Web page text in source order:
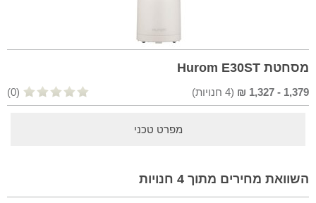
מסחטת Hurom E30ST
1,379
-
1,327
₪
(
4 חנויות) (0)
מפרט טכני
השוואת מחירים מתוך 4 חנויות